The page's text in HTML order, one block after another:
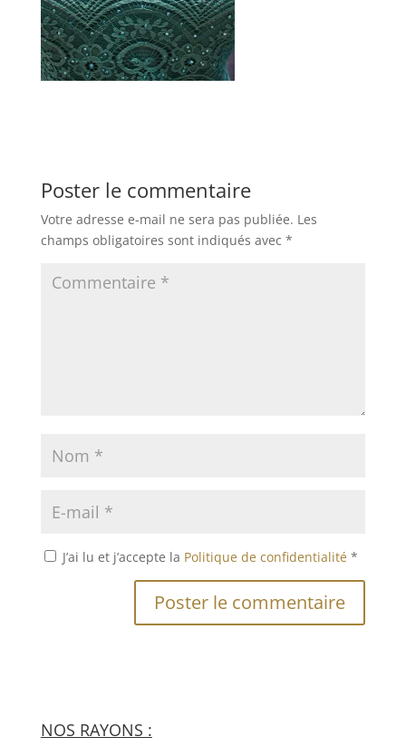
Poster le commentaire
Votre adresse e-mail ne sera pas publiée. Les
champs obligatoires sont indiqués avec *
J’ai lu et j’accepte la Politique de confidentialité *
NOS RAYONS :